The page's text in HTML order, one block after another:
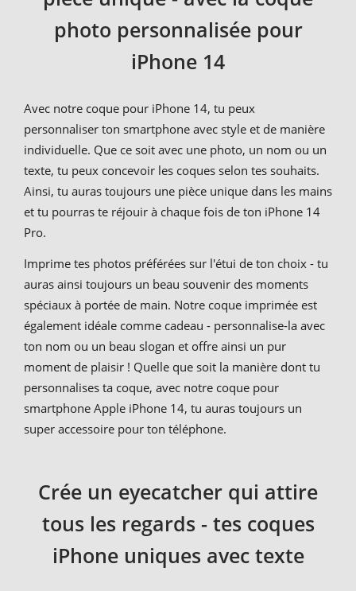
photo personnalisée pour
iPhone 14
Avec notre coque pour iPhone 14, tu peux
personnaliser ton smartphone avec style et de manière
individuelle. Que ce soit avec une photo, un nom ou un
texte, tu peux concevoir les coques selon tes souhaits.
Ainsi, tu auras toujours une pièce unique dans les mains
et tu pourras te réjouir à chaque fois de ton iPhone 14
Pro.
Imprime tes photos préférées sur l'étui de ton choix - tu
auras ainsi toujours un beau souvenir des moments
spéciaux à portée de main. Notre coque imprimée est
également idéale comme cadeau - personnalise-la avec
ton nom ou un beau slogan et offre ainsi un pur
moment de plaisir ! Quelle que soit la manière dont tu
personnalises ta coque, avec notre coque pour
smartphone Apple iPhone 14, tu auras toujours un
super accessoire pour ton téléphone.
Crée un eyecatcher qui attire
tous les regards - tes coques
iPhone uniques avec texte